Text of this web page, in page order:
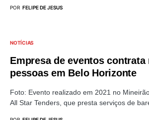
POR FELIPE DE JESUS
NOTÍCIAS
Empresa de eventos contrata
pessoas em Belo Horizonte
Foto: Evento realizado em 2021 no
All Star Tenders, que presta serviços de